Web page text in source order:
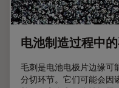
电池制造过程中
毛刺是电池电极片边缘可
分切环节。它们可能会因